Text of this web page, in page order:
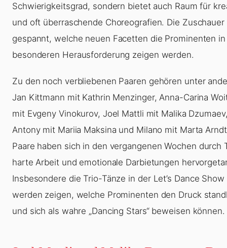
Schwierigkeitsgrad, sondern bietet auch Raum für
und oft überraschende Choreografien. Die Zuschauer
gespannt, welche neuen Facetten die Prominenten
besonderen Herausforderung zeigen werden.
Zu den noch verbliebenen Paaren gehören unter
Jan Kittmann mit Kathrin Menzinger, Anna-Carina
mit Evgeny Vinokurov, Joel Mattli mit Malika
Antony mit Mariia Maksina und Milano mit Marta
Paare haben sich in den vergangenen Wochen durch
harte Arbeit und emotionale Darbietungen
Insbesondere die Trio-Tänze in der Let’s Dance Show
werden zeigen, welche Prominenten den Druck
und sich als wahre „Dancing Stars“ beweisen können.